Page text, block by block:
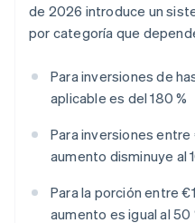
de 2026 introduce un
por categoría que
Para inversiones de
aplicable es del 180 %
Para inversiones entre
aumento disminuye al
Para la porción entre
aumento es igual al 50